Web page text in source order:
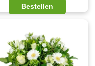
Bestellen